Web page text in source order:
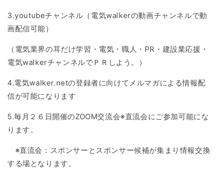
3.youtubeチャンネル（電気walkerの動画チャンネルで動
画配信可能）
（電気業界の耳だけ学習・電気・職人・PR・建設業応援・
電気walkerチャンネルでＰＲしよう。）
4.電気walker.netの登録者に向けてメルマガによる情報配
信が可能になります
5.毎月２６日開催のZOOM交流会※直流会にご参加可能にな
ります。
※直流会：スポンサーとスポンサー候補が集まり情報交換
する場となります。